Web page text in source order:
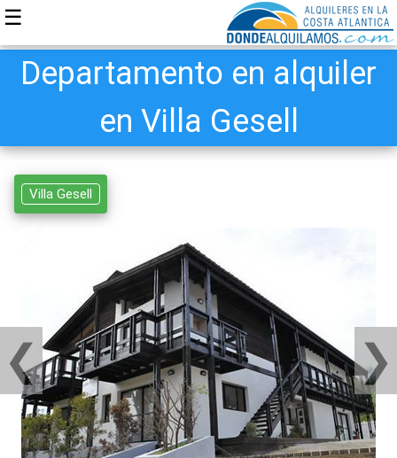
☰
Departamento en alquiler
en Villa Gesell
Villa Gesell
❮ ❯